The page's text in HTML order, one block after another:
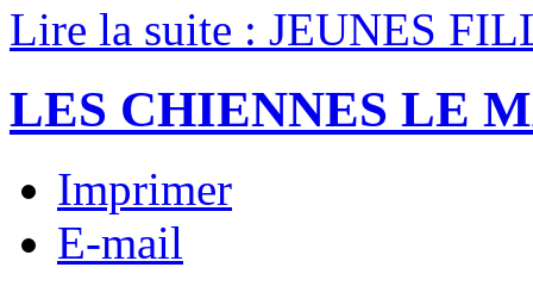
Lire la suite : JEUNES
LES CHIENNES LE
Imprimer
E-mail